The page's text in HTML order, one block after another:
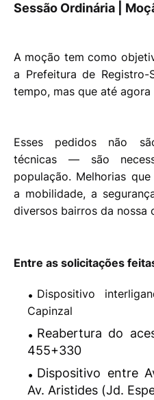
Sessão Ordinária |
A moção tem como
a Prefeitura de
tempo, mas que até
Esses pedidos não
técnicas — são
população. Melhorias
a mobilidade, a
diversos bairros da nossa
Entre as solicitações
Dispositivo
Capinzal
Reabertura do
455+330
Dispositivo entre
Av. Aristides (Jd.